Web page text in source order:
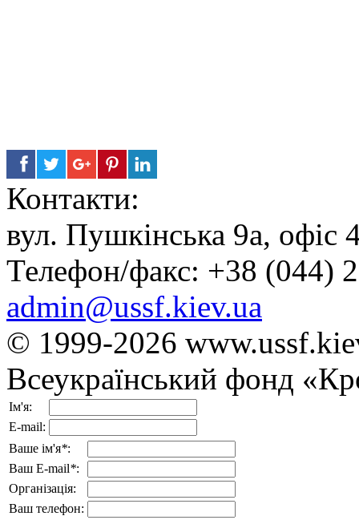
Контакти:
вул. Пушкінська 9а, офіс
Телефон/факс: +38 (044)
admin@ussf.kiev.ua
© 1999-2026
Всеукраїнський фонд
Ім'я:
E-mail:
Ваше ім'я*:
Ваш E-mail*:
Організація:
Ваш телефон: